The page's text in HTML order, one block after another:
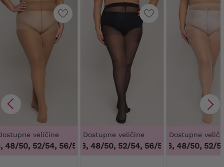
veličine
50, 52/54, 56/58, 60/62,44/46, 48/50, 52/54, 56/58,
Dostupne veličine
44/46, 48/50, 52/54, 56/58, 60/62,44/46,
Dostupne
44/46, 48/50, 52/54,